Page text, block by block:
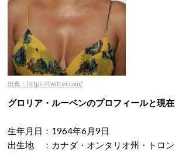
出典：https://twitter.com/
グロリア・ルーベンのプロフィールと現在
生年月日：1964年6月9日
出生地 ：カナダ・オンタリオ州・トロン